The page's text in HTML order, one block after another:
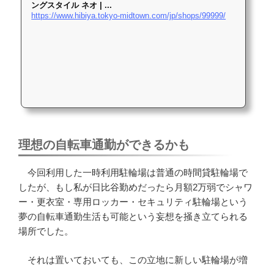
ングスタイル ネオ | ...
https://www.hibiya.tokyo-midtown.com/jp/shops/99999/
理想の自転車通勤ができるかも
今回利用した一時利用駐輪場は普通の時間貸駐輪場で
したが、もし私が日比谷勤めだったら月額2万弱でシャワ
ー・更衣室・専用ロッカー・セキュリティ駐輪場という
夢の自転車通勤生活も可能という妄想を掻き立てられる
場所でした。
それは置いておいても、この立地に新しい駐輪場が増